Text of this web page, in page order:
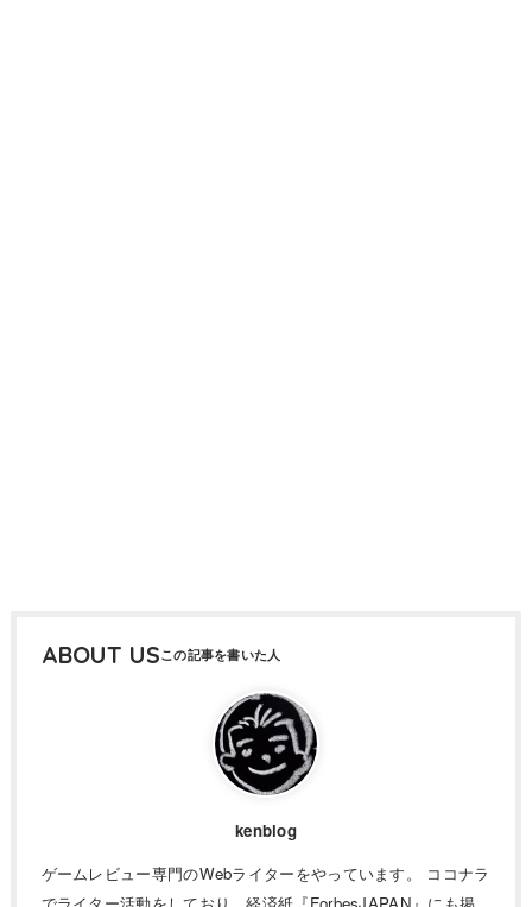
ABOUT US
kenblog
ゲームレビュー専門のWebライターをやっています。 ココナラ
でライター活動をしており、経済紙『ForbesJAPAN』にも掲